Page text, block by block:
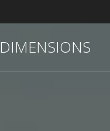
DIMENSIONS